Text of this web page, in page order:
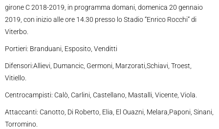
girone C 2018-2019, in programma domani, domenica 20 gennaio
2019, con inizio alle ore 14.30 presso lo Stadio “Enrico Rocchi” di
Viterbo.
Portieri: Branduani, Esposito, Venditti
Difensori:Allievi, Dumancic, Germoni, Marzorati,Schiavi, Troest,
Vitiello.
Centrocampisti: Calò, Carlini, Castellano, Mastalli, Vicente, Viola.
Attaccanti: Canotto, Di Roberto, Elia, El Ouazni, Melara,Paponi, Sinani,
Torromino.